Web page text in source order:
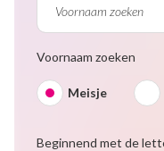
Voornaam zoeken
Meisje
Beginnend met de